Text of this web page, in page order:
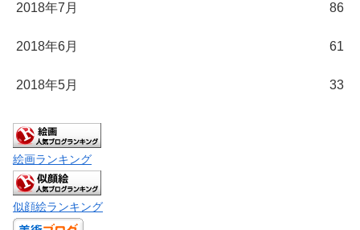
2018年7月 86
2018年6月 61
2018年5月 33
絵画ランキング
似顔絵ランキング